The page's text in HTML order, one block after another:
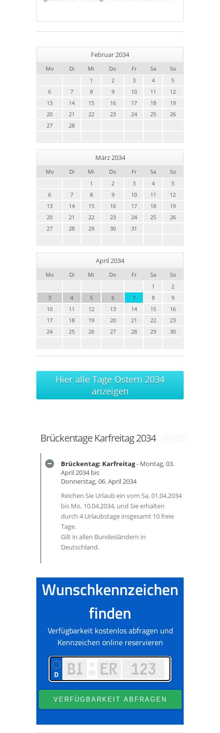
Februar 2034
Mo Di Mi Do Fr Sa
So
1
2 3 4
5
6
7 8 9 10 11
12
13
14 15 16 17 18
19
20
21 22 23 24 25
26
27
28
März 2034
Mo Di Mi Do Fr Sa
So
1
2 3 4
5
6
7 8 9 10 11
12
13
14 15 16 17 18
19
20
21 22 23 24 25
26
27
28 29 30 31
April 2034
Mo Di Mi Do Fr Sa
So
1
2
3
4 5 6 7 8
9
10
11 12 13 14 15
16
17
18 19 20 21 22
23
24
25 26 27 28 29 30
Hier alle Tage Ostern 2034
anzeigen
Brückentage Karfreitag 2034
Brückentag: Karfreitag- Montag, 03.
April 2034 bis
Donnerstag, 06. April 2034
Reichen Sie Urlaub ein vom Sa, 01.04.2034
bis Mo, 10.04.2034, und Sie erhalten
durch 4 Urlaubstage insgesamt 10 freie
Tage.
Gilt in allen Bundesländern in
Deutschland.